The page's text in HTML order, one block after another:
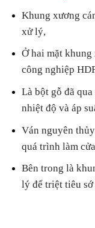
2.2.3.3. d)
2.2.4. 2.4
nghiệp MDF
nhất 2022
Khung xương
xử lý,
Ở hai mặt khung
công nghiệp
Là bột gỗ đã
nhiệt độ và áp
Ván nguyên
quá trình làm
Bên trong là
lý để triệt tiêu